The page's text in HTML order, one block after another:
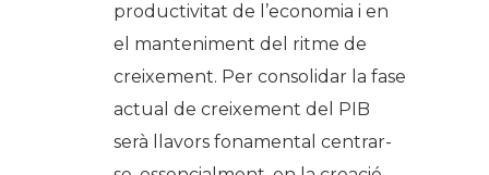
productivitat de l’economia i en
el manteniment del ritme de
creixement. Per consolidar la fase
actual de creixement del PIB
serà llavors fonamental centrar-